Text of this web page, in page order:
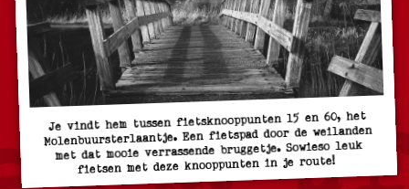
Je vindt hem tussen fietsknooppunten 15 en 60, het
Molenbuursterlaantje. Een fietspad door de weilanden
met dat mooie verrassende bruggetje. Sowieso leuk
fietsen met deze knooppunten in je route!